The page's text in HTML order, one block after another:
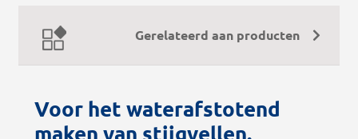
Gerelateerd aan producten
Voor het waterafstotend
maken van stijgvellen.